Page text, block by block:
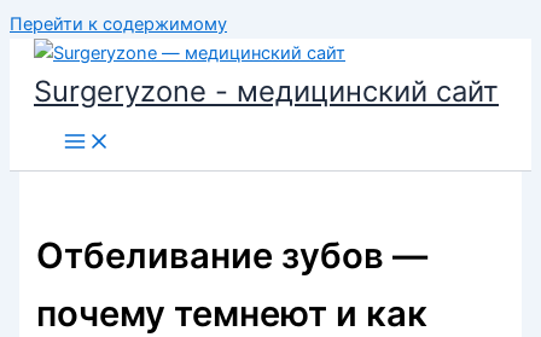
Перейти к содержимому
Surgeryzone - медицинский сайт
Отбеливание зубов —
почему темнеют и как